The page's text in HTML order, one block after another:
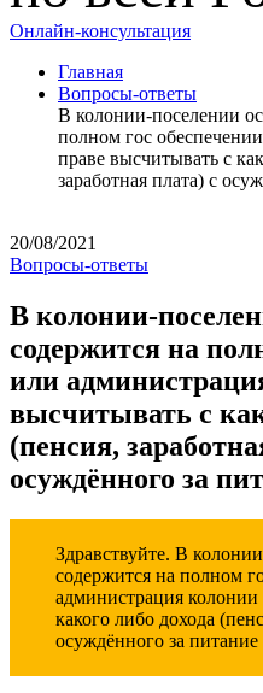
Онлайн-консультация
Главная
Вопросы-ответы
В колонии-поселении
полном гос
праве высчитывать с
заработная плата) с
20/08/2021
Вопросы-ответы
В колонии-
содержится на
или
высчитывать с
(пенсия,
осуждённого за
Здравствуйте. В
содержится на полном
администрация
какого либо дохода
осуждённого за